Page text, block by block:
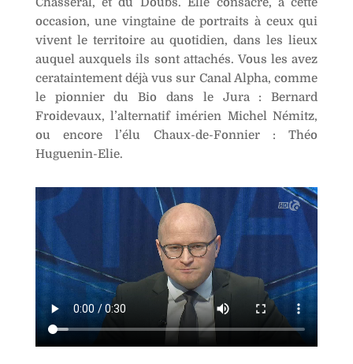
occasion, une vingtaine de portraits à ceux qui
vivent le territoire au quotidien, dans les lieux
auquel auxquels ils sont attachés. Vous les avez
cerataintement déjà vus sur Canal Alpha, comme
le pionnier du Bio dans le Jura : Bernard
Froidevaux, l’alternatif imérien Michel Némitz,
ou encore l’élu Chaux-de-Fonnier : Théo
Huguenin-Elie.